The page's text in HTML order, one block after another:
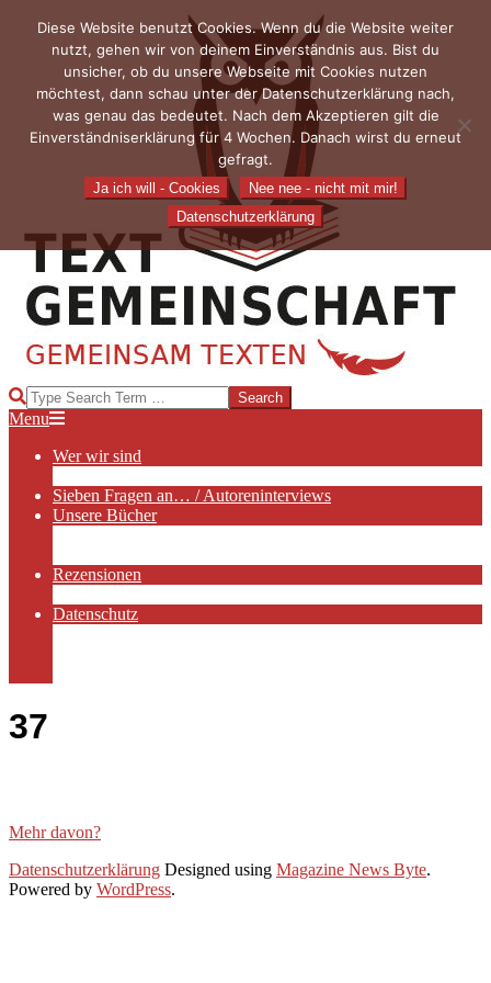
content
TEXTGEMEINSCHAFT
Search
Primary
Menu
Menu
Wer wir sind
Sieben Fragen an… / Autoreninterviews
Unsere Bücher
Rezensionen
Datenschutz
37
Mehr davon?
2021-
01-
Datenschutzerklärung Designed using Magazine News Byte.
Powered by WordPress.
Diese Website benutzt Cookies. Wenn du die Website weiter
nutzt, gehen wir von deinem Einverständnis aus. Bist du
unsicher, ob du unsere Webseite mit Cookies nutzen
möchtest, dann schau unter der Datenschutzerklärung nach,
was genau das bedeutet. Nach dem Akzeptieren gilt die
Einverständniserklärung für 4 Wochen. Danach wirst du erneut
gefragt.
Ja ich will - Cookies
Nee nee - nicht mit mir!
Datenschutzerklärung